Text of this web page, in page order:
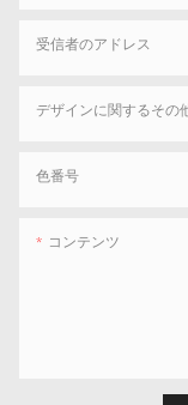
受信者のアドレス
デザインに関するその
色番号
コンテンツ